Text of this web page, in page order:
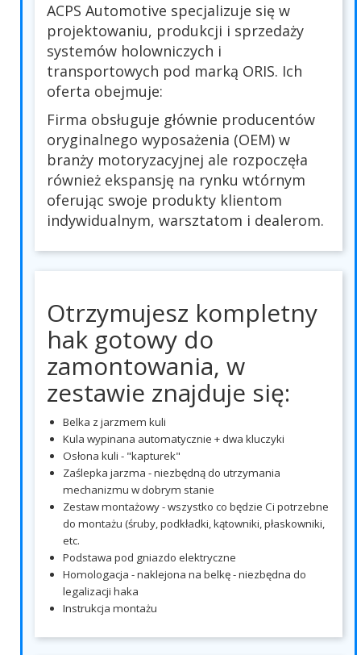
ACPS Automotive specjalizuje się w
projektowaniu, produkcji i sprzedaży
systemów holowniczych i
transportowych pod marką ORIS. Ich
oferta obejmuje:
Firma obsługuje głównie producentów
oryginalnego wyposażenia (OEM) w
branży motoryzacyjnej ale rozpoczęła
również ekspansję na rynku wtórnym
oferując swoje produkty klientom
indywidualnym, warsztatom i dealerom.
Otrzymujesz kompletny
hak gotowy do
zamontowania, w
zestawie znajduje się:
Belka z jarzmem kuli
Kula wypinana automatycznie + dwa kluczyki
Osłona kuli - "kapturek"
Zaślepka jarzma - niezbędną do utrzymania
mechanizmu w dobrym stanie
Zestaw montażowy - wszystko co będzie Ci potrzebne
do montażu (śruby, podkładki, kątowniki, płaskowniki,
etc.
Podstawa pod gniazdo elektryczne
Homologacja - naklejona na belkę - niezbędna do
legalizacji haka
Instrukcja montażu